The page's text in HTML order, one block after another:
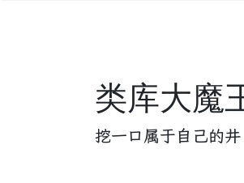
类库大魔
挖一口属于自己的井